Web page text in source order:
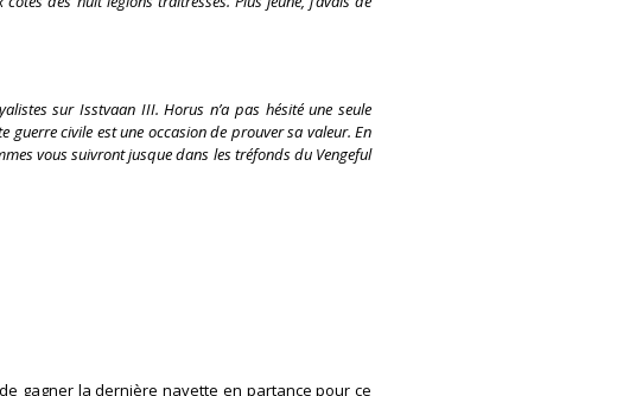
sur Isstvaan III. Horus n’a pas hésité une seule
guerre civile est une occasion de prouver sa valeur. En
vous suivront jusque dans les tréfonds du Vengeful
gagner la dernière navette en partance pour ce